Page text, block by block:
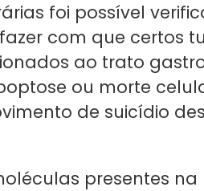
foi possível
com que certos
ao trato
ou morte
de suicídio
presentes